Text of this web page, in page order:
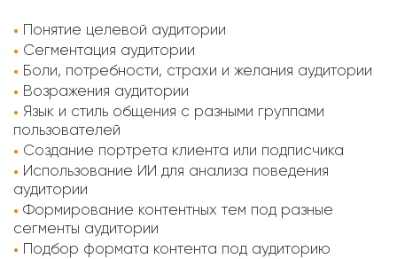
Понятие целевой аудитории
Сегментация аудитории
Боли, потребности, страхи и желания аудитории
Возражения аудитории
Язык и стиль общения с разными группами
пользователей
Создание портрета клиента или подписчика
Использование ИИ для анализа поведения
аудитории
Формирование контентных тем под разные
сегменты аудитории
Подбор формата контента под аудиторию